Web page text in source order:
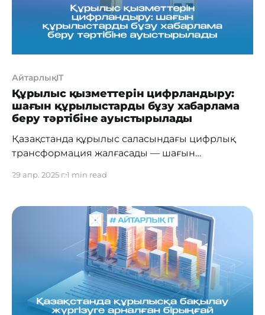
АйтарлықIT
Құрылыс қызметтерін цифрландыру:
шағын құрылыстарды бұзу хабарлама
беру тәртібіне ауыстырылады
Қазақстанда құрылыс саласындағы цифрлық
трансформация жалғасады — шағын
беседкалар мен жазғы асүйлер) бұзу енді
болады. Бұл туралы Үкімет отырысында
Цифрлық даму, инновациялар және аэроғарыш
өнеркәсібі вице-министрі Дмитрий Мун
хабарлады. Оның айтуынша, 2024 жылы
Индустрия және құрылыс министрлігі
тарапынан 6 миллион мемлекеттік қызмет
көрсетілген, олардың
29 апр. 2025 г.1 min read